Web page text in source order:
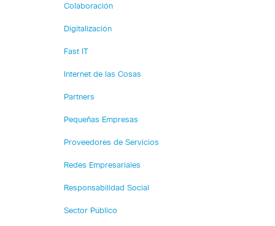
Colaboración
Digitalización
Fast IT
Internet de las Cosas
Partners
Pequeñas Empresas
Proveedores de Servicios
Redes Empresariales
Responsabilidad Social
Sector Público